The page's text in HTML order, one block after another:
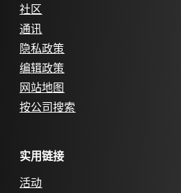
社区
通讯
隐私政策
编辑政策
网站地图
按公司搜索
实用链接
活动